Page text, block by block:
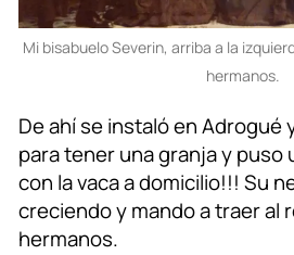
Mi bisabuelo Severin, arriba a la
hermanos.
De ahí se instaló en Adrogué
para tener una granja y puso
con la vaca a domicilio!!! Su
creciendo y mando a traer al
hermanos.